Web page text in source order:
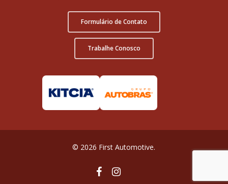
Formulário de Contato
Trabalhe Conosco
© 2026 First Automotive.
facebookinstagram